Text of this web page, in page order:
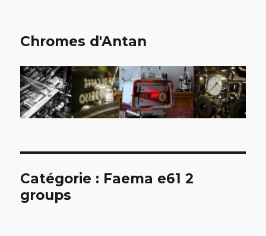
Chromes d'Antan
Catégorie : Faema e61 2
groups